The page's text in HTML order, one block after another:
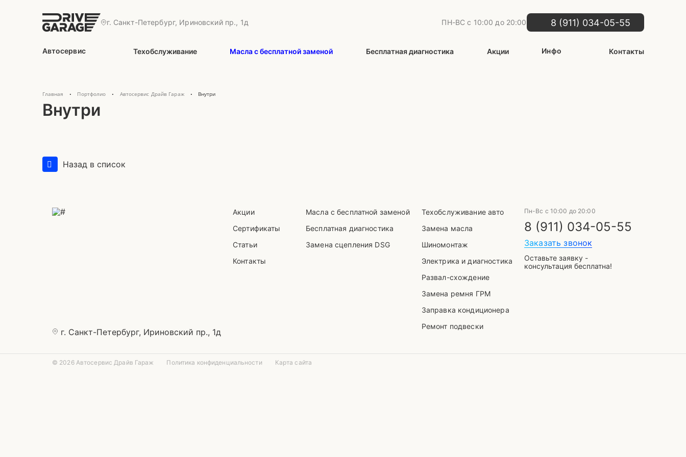
г. Санкт-Петербург, Ириновский пр., 1д ПН-ВС с 10:00 до 20:00 8 (911) 034-05-55
Автосервис Техобслуживание Масла с бесплатной заменой Бесплатная диагностика Акции Инфо Контакты
Главная • Портфолио • Автосервис Драйв Гараж • Внутри
Внутри
Назад в список
г. Санкт-Петербург, Ириновский пр., 1д
Акции
Сертификаты
Статьи
Контакты
Масла с бесплатной заменой
Бесплатная диагностика
Замена сцепления DSG
Техобслуживание авто
Замена масла
Шиномонтаж
Электрика и диагностика
Развал-схождение
Замена ремня ГРМ
Заправка кондиционера
Ремонт подвески
Пн-Вс с 10:00 до 20:00
8 (911) 034-05-55
Заказать звонок
Оставьте заявку -
консультация бесплатна!
© 2026 Автосервис Драйв Гараж Политика конфиденциальности Карта сайта